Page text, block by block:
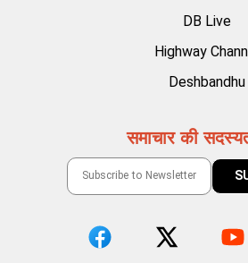
DB Live
Highway
Deshbandhu
समाचार की